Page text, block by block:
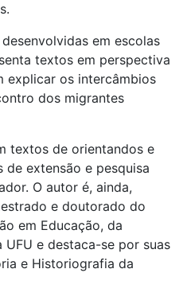
em escolas
textos em perspectiva
explicar os intercâmbios
dos migrantes
textos de orientandos e
extensão e pesquisa
O autor é, ainda,
e doutorado do
em Educação, da
UFU e destaca-se por suas
e Historiografia da